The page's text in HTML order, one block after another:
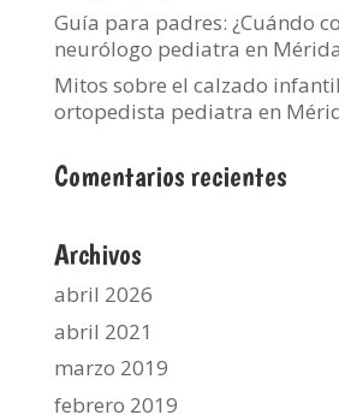
Guía para padres: ¿Cuándo
neurólogo pediatra en
Mitos sobre el calzado
ortopedista pediatra en
Comentarios recientes
Archivos
abril 2026
abril 2021
marzo 2019
febrero 2019